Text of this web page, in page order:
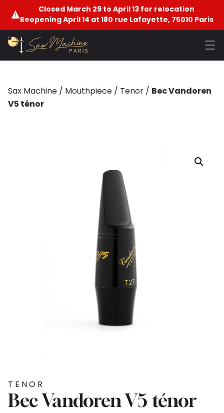
Closed March 29 to April 13 for relocation
Reopening April 14 at 180 rue Lafayette, 75010 Paris
Sax Machine / Mouthpiece / Tenor / Bec Vandoren
V5 ténor
TENOR
Bec Vandoren V5 ténor